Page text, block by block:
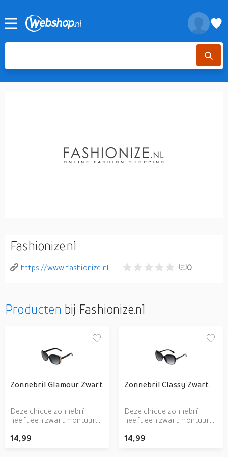
Fashionize.nl
https://www.fashionize.nl 0
Producten bij Fashionize.nl
Zonnebril Glamour Zwart
Deze chique zonnebril
heeft een zwart montuur
detail. Kleur: zwart Details:
14,99
Zonnebril Classy Zwart
Deze chique zonnebril
heeft een zwart montuur
pootje en klein stukje
14,99